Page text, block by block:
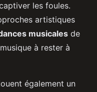
les foules.
artistiques
musicales de
à rester à
également un